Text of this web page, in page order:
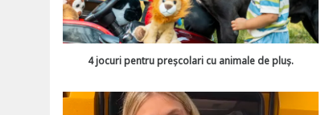
4 jocuri pentru preșcolari cu animale de pluș.